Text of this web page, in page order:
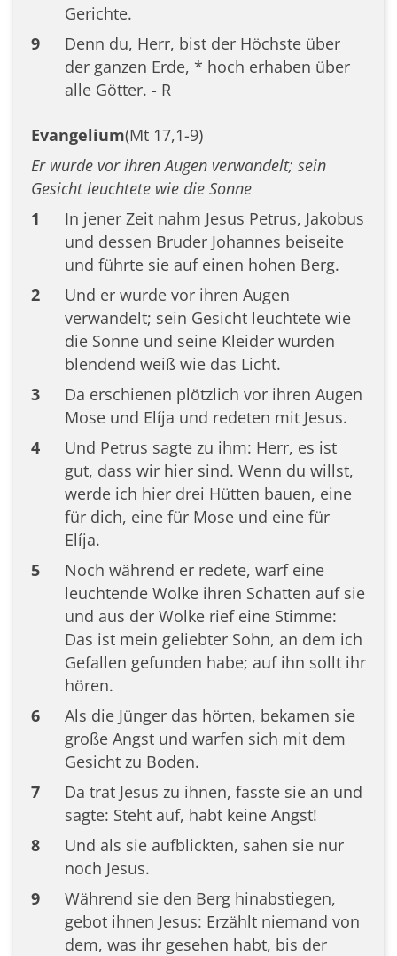
Gerichte.
9
Denn du, Herr, bist der Höchste über
der ganzen Erde, * hoch erhaben über
alle Götter. - R
Evangelium(Mt 17,1-9)
Er wurde vor ihren Augen verwandelt; sein
Gesicht leuchtete wie die Sonne
1
In jener Zeit nahm Jesus Petrus, Jakobus
und dessen Bruder Johannes beiseite
und führte sie auf einen hohen Berg.
2
Und er wurde vor ihren Augen
verwandelt; sein Gesicht leuchtete wie
die Sonne und seine Kleider wurden
blendend weiß wie das Licht.
3
Da erschienen plötzlich vor ihren Augen
Mose und Elíja und redeten mit Jesus.
4
Und Petrus sagte zu ihm: Herr, es ist
gut, dass wir hier sind. Wenn du willst,
werde ich hier drei Hütten bauen, eine
für dich, eine für Mose und eine für
Elíja.
5
Noch während er redete, warf eine
leuchtende Wolke ihren Schatten auf sie
und aus der Wolke rief eine Stimme:
Das ist mein geliebter Sohn, an dem ich
Gefallen gefunden habe; auf ihn sollt ihr
hören.
6
Als die Jünger das hörten, bekamen sie
große Angst und warfen sich mit dem
Gesicht zu Boden.
7
Da trat Jesus zu ihnen, fasste sie an und
sagte: Steht auf, habt keine Angst!
8
Und als sie aufblickten, sahen sie nur
noch Jesus.
9
Während sie den Berg hinabstiegen,
gebot ihnen Jesus: Erzählt niemand von
dem, was ihr gesehen habt, bis der